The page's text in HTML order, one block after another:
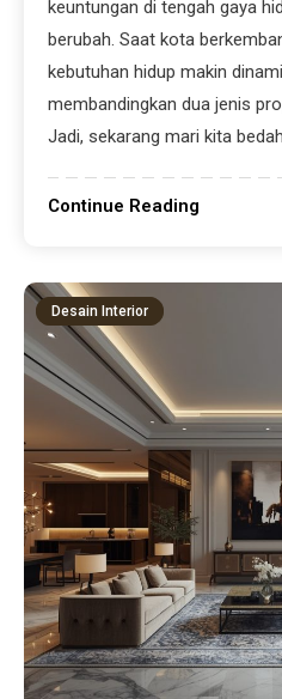
keuntungan di tengah gaya
berubah. Saat kota
kebutuhan hidup makin
membandingkan dua jenis
Jadi, sekarang mari kita
Continue Reading
Desain Interior